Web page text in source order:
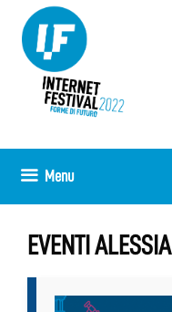
contenuto
Menu
EVENTI